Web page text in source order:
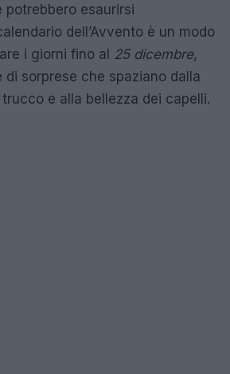
potrebbero esaurirsi
dell’Avvento è un modo
i giorni fino al 25 dicembre,
di sorprese che spaziano dalla
e alla bellezza dei capelli.